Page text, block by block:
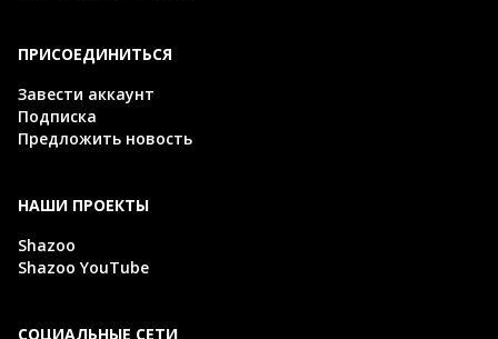
ПРИСОЕДИНИТЬСЯ
Завести аккаунт
Подписка
Предложить новость
НАШИ ПРОЕКТЫ
Shazoo
Shazoo YouTube
СОЦИАЛЬНЫЕ СЕТИ